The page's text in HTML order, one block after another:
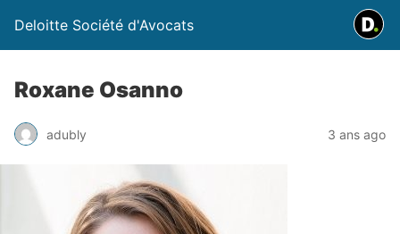
Deloitte Société d'Avocats
Roxane Osanno
adubly 3 ans ago